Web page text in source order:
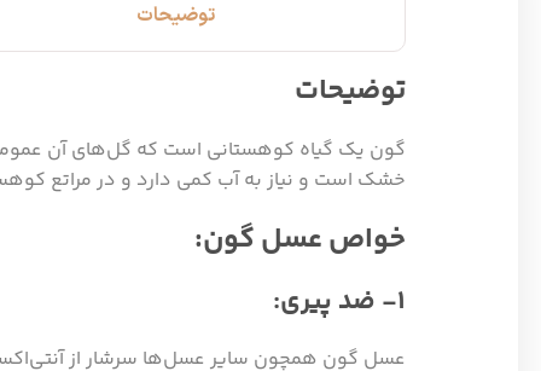
توضیحات
توضیحات
خشک است و نیاز به آب کمی دارد و در مراتع
خواص عسل گون:
1- ضد پیری:
عسل گون همچون سایر عسل‌ها سرشار از